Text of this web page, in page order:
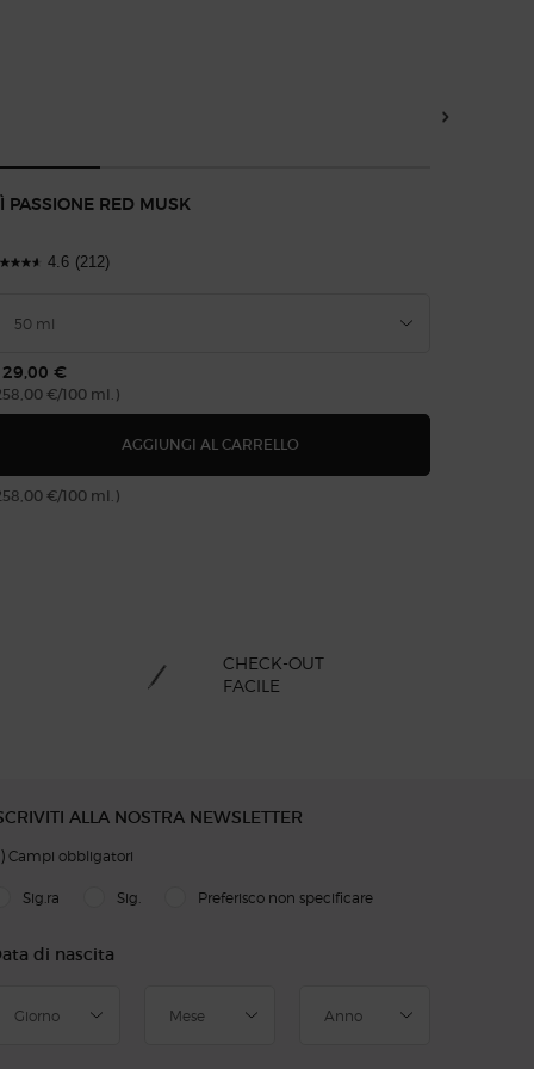
PASSIONE RED MUSK
4.6 (212)
€
€/100 ml.)
AGGIUNGI AL CARRELLO
€/100 ml.)
CHECK-OUT
FACILE
ALLA NOSTRA NEWSLETTER
Campi obbligatori
Sig.ra Sig. Preferisco non specificare
di nascita